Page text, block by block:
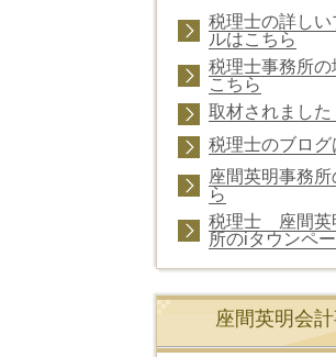
税理士の詳しい
ルはこちら
税理士事務所
こちら
取材されました
税理士のブログ
座間英明事務
ら
税理士 座間英
所のiタウンペ
座間英明会